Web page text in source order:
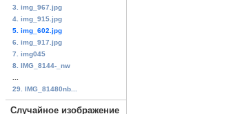
3. img_967.jpg
4. img_915.jpg
5. img_602.jpg
6. img_917.jpg
7. img045
8. IMG_8144-_nw
29. IMG_81480nb...
Случайное изображение